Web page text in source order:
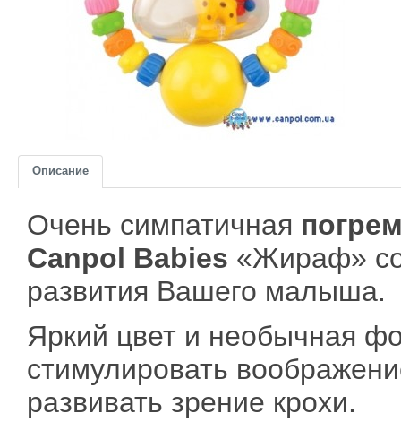
Описание
Очень симпатичная
Canpol Babies «Жираф»
развития Вашего малыша.
Яркий цвет и необычная
стимулировать
развивать зрение крохи.